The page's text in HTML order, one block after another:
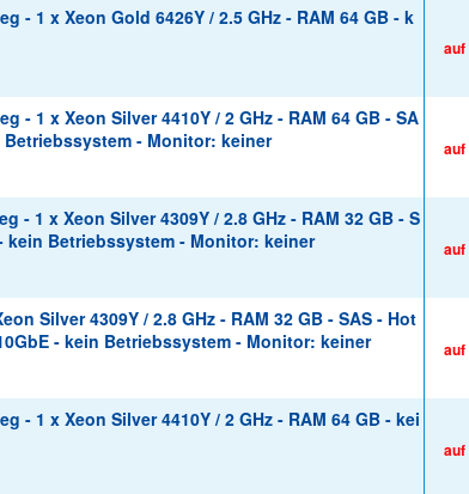
- 1 x Xeon Gold 6426Y / 2.5 GHz - RAM 64 GB - k
- 1 x Xeon Silver 4410Y / 2 GHz - RAM 64 GB - SA
Betriebssystem - Monitor: keiner
- 1 x Xeon Silver 4309Y / 2.8 GHz - RAM 32 GB - S
kein Betriebssystem - Monitor: keiner
Silver 4309Y / 2.8 GHz - RAM 32 GB - SAS - Hot
- kein Betriebssystem - Monitor: keiner
- 1 x Xeon Silver 4410Y / 2 GHz - RAM 64 GB - kei